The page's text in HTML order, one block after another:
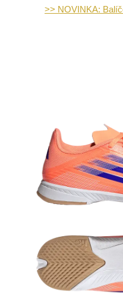
>> NOVINKA: